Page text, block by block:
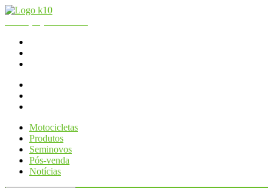
Motocicletas
Produtos
Seminovos
Pós-venda
Notícias